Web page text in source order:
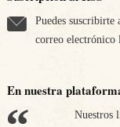
Puedes
correo electrónico
En nuestra
Nuestros